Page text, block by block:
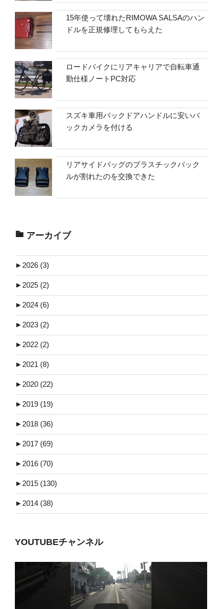
15年使って壊れたRIMOWA SALSAのハン
ドルを正規修理してもらえた
ロードバイクにリアキャリアで自転車通
勤仕様ノートPC対応
スズキ車用バックドアハンドルに安いバ
ックカメラを付ける
リアサイドバッグのプラスチックバック
ルが割れたのを交換できた
アーカイブ
► 2026 (3)
► 2025 (2)
► 2024 (6)
► 2023 (2)
► 2022 (2)
► 2021 (8)
► 2020 (22)
► 2019 (19)
► 2018 (36)
► 2017 (69)
► 2016 (70)
► 2015 (130)
► 2014 (38)
YOUTUBEチャンネル